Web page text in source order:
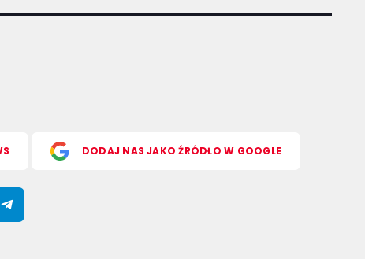
DODAJ NAS JAKO ŹRÓDŁO W GOOGLE